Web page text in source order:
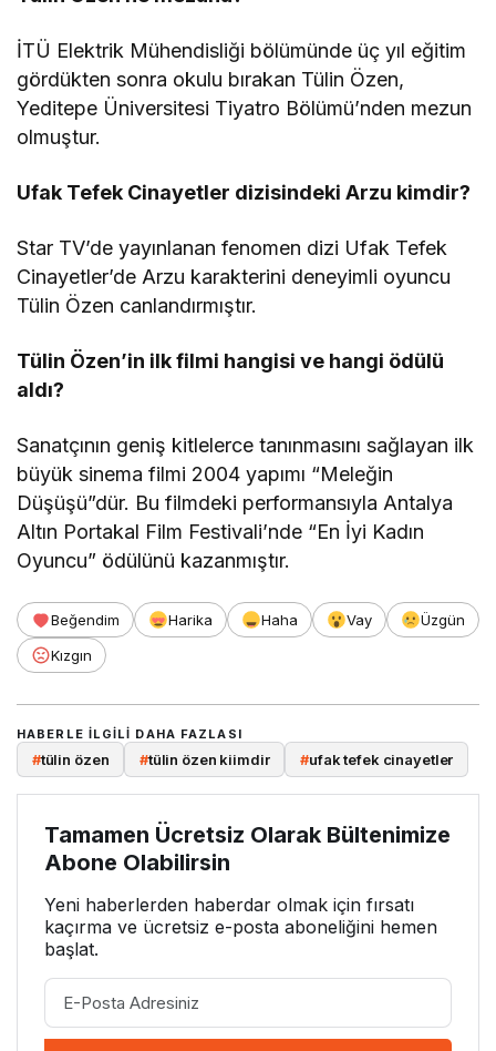
İTÜ Elektrik Mühendisliği bölümünde üç yıl eğitim
gördükten sonra okulu bırakan Tülin Özen,
Yeditepe Üniversitesi Tiyatro Bölümü’nden mezun
olmuştur.
Ufak Tefek Cinayetler dizisindeki Arzu kimdir?
Star TV’de yayınlanan fenomen dizi Ufak Tefek
Cinayetler’de Arzu karakterini deneyimli oyuncu
Tülin Özen canlandırmıştır.
Tülin Özen’in ilk filmi hangisi ve hangi ödülü
aldı?
Sanatçının geniş kitlelerce tanınmasını sağlayan ilk
büyük sinema filmi 2004 yapımı “Meleğin
Düşüşü”dür. Bu filmdeki performansıyla Antalya
Altın Portakal Film Festivali’nde “En İyi Kadın
Oyuncu” ödülünü kazanmıştır.
Beğendim Harika Haha Vay
Üzgün
Kızgın
HABERLE ILGILI DAHA FAZLASI
#tülin özen #tülin özen kiimdir #ufak tefek cinayetler
Tamamen Ücretsiz Olarak Bültenimize
Abone Olabilirsin
Yeni haberlerden haberdar olmak için fırsatı
kaçırma ve ücretsiz e-posta aboneliğini hemen
başlat.